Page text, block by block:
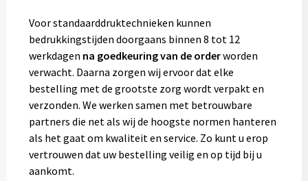
Voor standaarddruktechnieken kunnen
bedrukkingstijden doorgaans binnen 8 tot 12
werkdagen na goedkeuring van de orderworden
verwacht. Daarna zorgen wij ervoor dat elke
bestelling met de grootste zorg wordt verpakt en
verzonden. We werken samen met betrouwbare
partners die net als wij de hoogste normen hanteren
als het gaat om kwaliteit en service. Zo kunt u erop
vertrouwen dat uw bestelling veilig en op tijd bij u
aankomt.